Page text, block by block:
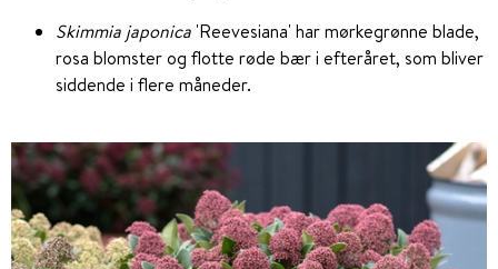
Skimmia japonica 'Reevesiana' har mørkegrønne blade,
rosa blomster og flotte røde bær i efteråret, som bliver
siddende i flere måneder.